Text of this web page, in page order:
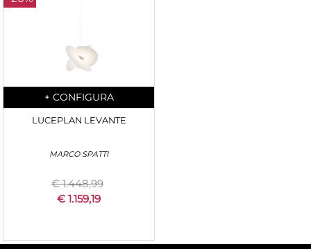
Quantità
+ CONFIGURA
LUCEPLAN LEVANTE
MARCO SPATTI
€ 1.448,99
€ 1.159,19